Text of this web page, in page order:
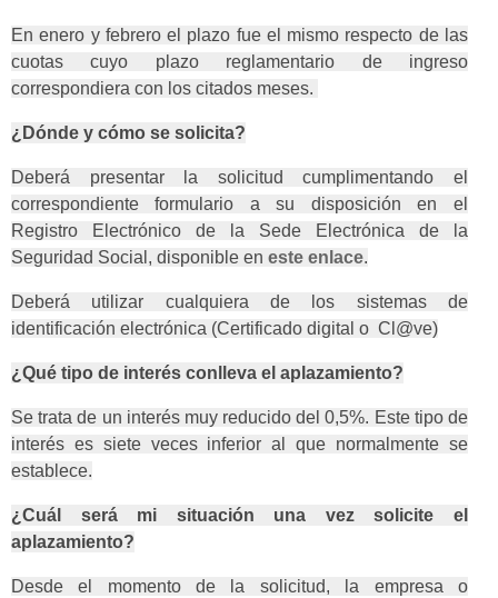
En enero y febrero el plazo fue el mismo respecto de las
cuotas cuyo plazo reglamentario de ingreso
correspondiera con los citados meses.
¿Dónde y cómo se solicita?
Deberá presentar la solicitud cumplimentando el
correspondiente formulario a su disposición en el
Registro Electrónico de la Sede Electrónica de la
Seguridad Social, disponible en este enlace.
Deberá utilizar cualquiera de los sistemas de
identificación electrónica (Certificado digital o Cl@ve)
¿Qué tipo de interés conlleva el aplazamiento?
Se trata de un interés muy reducido del 0,5%. Este tipo de
interés es siete veces inferior al que normalmente se
establece.
¿Cuál será mi situación una vez solicite el
aplazamiento?
Desde el momento de la solicitud, la empresa o